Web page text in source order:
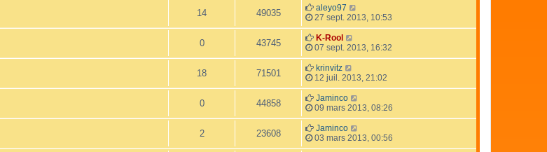
14 49035
aleyo97
27 sept. 2013, 10:53
0 43745
K-Rool
07 sept. 2013, 16:32
18 71501
krinvitz
12 juil. 2013, 21:02
0 44858
Jaminco
09 mars 2013, 08:26
2 23608
Jaminco
03 mars 2013, 00:56